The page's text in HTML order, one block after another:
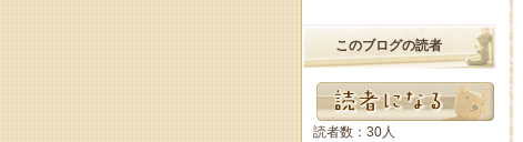
このブログの読者
読者数：30人